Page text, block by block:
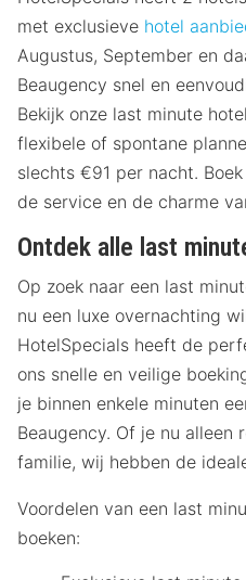
met exclusieve hotel
Augustus, September en
Beaugency snel en
Bekijk onze last minute
flexibele of spontane
slechts €91 per nacht.
de service en de charme
Ontdek alle last
Op zoek naar een last
nu een luxe overnachting
HotelSpecials heeft de
ons snelle en veilige
je binnen enkele minuten
Beaugency. Of je nu alleen
familie, wij hebben de
Voordelen van een last
boeken: